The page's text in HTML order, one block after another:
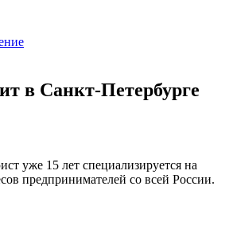
в Санкт-Петербурге
уже 15 лет специализируется на
предпринимателей со всей России.